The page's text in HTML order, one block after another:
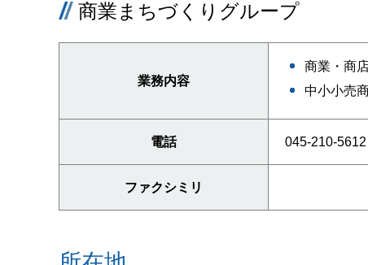
商業まちづくりグループ
業務内容
商業・商
中小小売
電話 045-210-5612
ファクシミリ